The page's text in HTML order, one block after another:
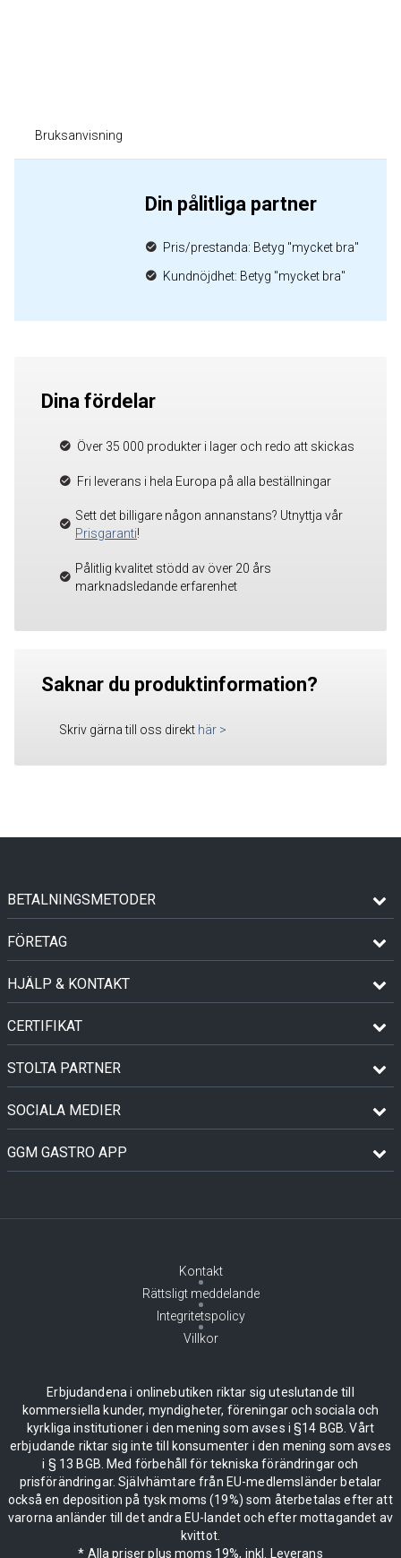
Bruksanvisning
Din pålitliga partner
Pris/prestanda: Betyg "mycket bra"
Kundnöjdhet: Betyg "mycket bra"
Dina fördelar
Över 35 000 produkter i lager och redo att skickas
Fri leverans i hela Europa på alla beställningar
Sett det billigare någon annanstans? Utnyttja vår
Prisgaranti!
Pålitlig kvalitet stödd av över 20 års
marknadsledande erfarenhet
Saknar du produktinformation?
Skriv gärna till oss direkt här >
BETALNINGSMETODER
FÖRETAG
HJÄLP & KONTAKT
CERTIFIKAT
STOLTA PARTNER
SOCIALA MEDIER
GGM GASTRO APP
Kontakt
Rättsligt meddelande
Integritetspolicy
Villkor
Erbjudandena i onlinebutiken riktar sig uteslutande till
kommersiella kunder, myndigheter, föreningar och sociala och
kyrkliga institutioner i den mening som avses i §14 BGB. Vårt
erbjudande riktar sig inte till konsumenter i den mening som avses
i § 13 BGB. Med förbehåll för tekniska förändringar och
prisförändringar. Självhämtare från EU-medlemsländer betalar
också en deposition på tysk moms (19%) som återbetalas efter att
varorna anländer till det andra EU-landet och efter mottagandet av
kvittot.
* Alla priser plus moms 19%, inkl. Leverans